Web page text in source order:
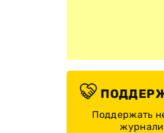
Поддержать